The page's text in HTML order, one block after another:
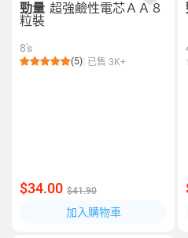
勁量 超強鹼性電芯ＡＡ８
粒裝
8's
(5) 已售 3K+
$34.00 $41.90
加入購物車